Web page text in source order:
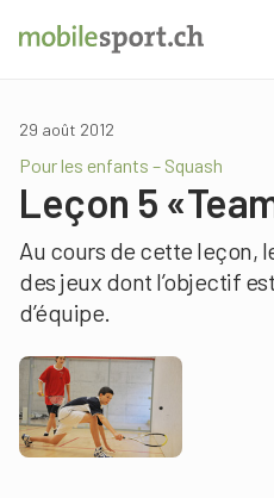
29 août 2012
Pour les enfants – Squash
Leçon 5
Au cours de cette leçon,
des jeux dont l’objectif
d’équipe.